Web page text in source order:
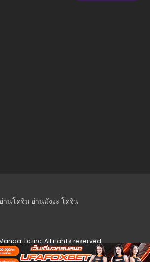
อ่านโดจิน อ่านมังงะ โดจิน
Lc Inc. All rights reserved